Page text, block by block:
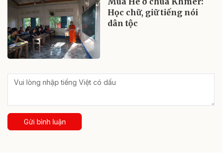
Học chữ, giữ tiếng nói
dân tộc
Gửi bình luận